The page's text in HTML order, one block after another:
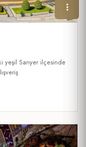
yeşil Sarıyer ilçesinde